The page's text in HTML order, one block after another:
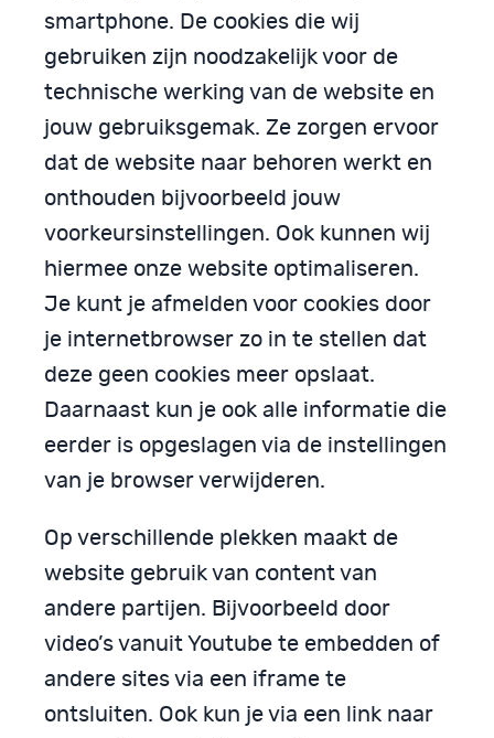
smartphone. De cookies die wij
gebruiken zijn noodzakelijk voor de
technische werking van de website en
jouw gebruiksgemak. Ze zorgen ervoor
dat de website naar behoren werkt en
onthouden bijvoorbeeld jouw
voorkeursinstellingen. Ook kunnen wij
hiermee onze website optimaliseren.
Je kunt je afmelden voor cookies door
je internetbrowser zo in te stellen dat
deze geen cookies meer opslaat.
Daarnaast kun je ook alle informatie die
eerder is opgeslagen via de instellingen
van je browser verwijderen.
Op verschillende plekken maakt de
website gebruik van content van
andere partijen. Bijvoorbeeld door
video’s vanuit Youtube te embedden of
andere sites via een iframe te
ontsluiten. Ook kun je via een link naar